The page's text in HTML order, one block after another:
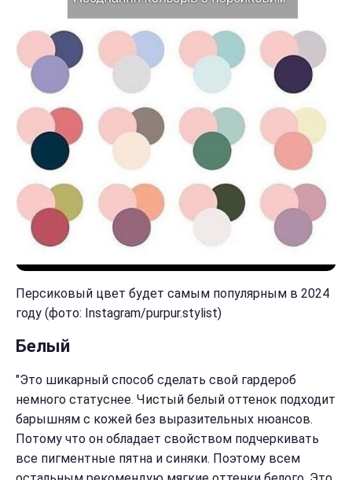
Персиковый цвет будет самым популярным в 2024
году (фото: Instagram/purpur.stylist)
Белый
"Это шикарный способ сделать свой гардероб
немного статуснее. Чистый белый оттенок подходит
барышням с кожей без выразительных нюансов.
Потому что он обладает свойством подчеркивать
все пигментные пятна и синяки. Поэтому всем